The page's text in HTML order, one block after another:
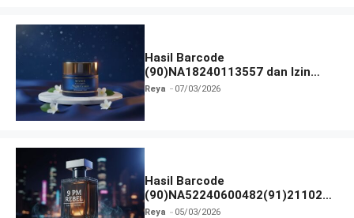
Hasil Barcode
(90)NA18240113557 dan Izin
BPOM
Reya 07/03/2026
Hasil Barcode
(90)NA52240600482(91)211027
dan Izin BPOM
Reya 05/03/2026